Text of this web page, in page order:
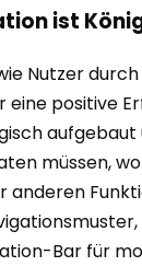
ist
Nutzer
positive
aufgebaut
müssen,
anderen
Bar für